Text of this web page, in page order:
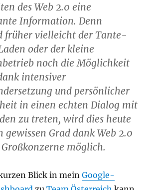
des Web 2.0 eine
Information. Denn
früher vielleicht der Tante-
oder der kleine
noch die Möglichkeit
intensiver
und persönlicher
in einen echten Dialog mit
zu treten, wird dies heute
gewissen Grad dank Web 2.0
möglich.
Blick in meinGoogle-